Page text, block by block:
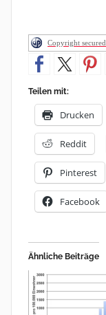
Copyright
Teilen mit:
Drucken
Reddit
Pinterest
Facebook
Ähnliche Beiträge